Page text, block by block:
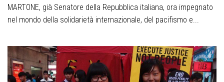
MARTONE, già Senatore della Repubblica italiana, ora impegnato
nel mondo della solidarietà internazionale, del pacifismo e...